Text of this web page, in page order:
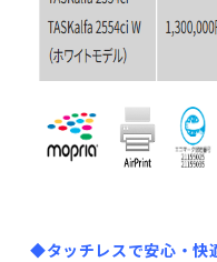
◆タッチレスで安心・快